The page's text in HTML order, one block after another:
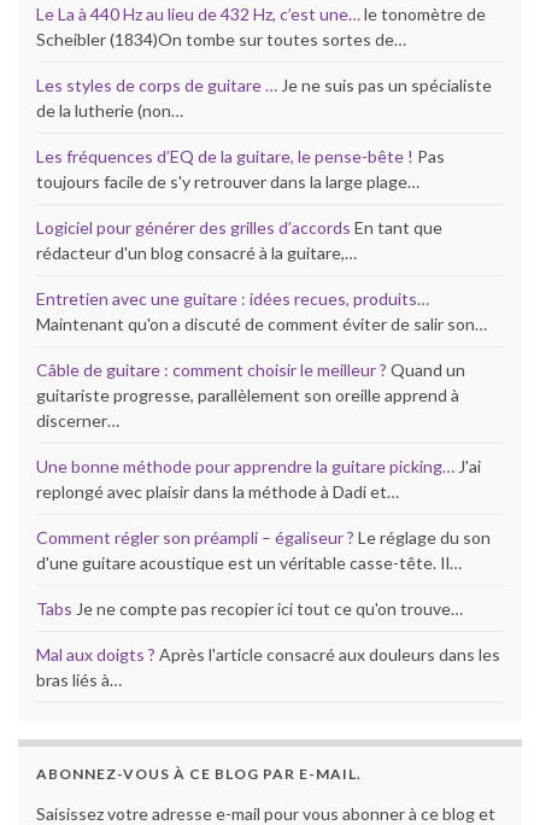
Le La à 440 Hz au lieu de 432 Hz, c’est une…le tonomètre de
Scheibler (1834)On tombe sur toutes sortes de…
Les styles de corps de guitare … Je ne suis pas un spécialiste
de la lutherie (non…
Les fréquences d’EQ de la guitare, le pense-bête ! Pas
toujours facile de s'y retrouver dans la large plage…
Logiciel pour générer des grilles d’accords En tant que
rédacteur d'un blog consacré à la guitare,…
Entretien avec une guitare : idées recues, produits…
Maintenant qu'on a discuté de comment éviter de salir son…
Câble de guitare : comment choisir le meilleur ? Quand un
guitariste progresse, parallèlement son oreille apprend à
discerner…
Une bonne méthode pour apprendre la guitare picking… J'ai
replongé avec plaisir dans la méthode à Dadi et…
Comment régler son préampli – égaliseur ? Le réglage du son
d'une guitare acoustique est un véritable casse-tête. Il…
Tabs Je ne compte pas recopier ici tout ce qu'on trouve…
Mal aux doigts ? Après l'article consacré aux douleurs dans les
bras liés à…
ABONNEZ-VOUS À CE BLOG PAR E-MAIL.
Saisissez votre adresse e-mail pour vous abonner à ce blog et